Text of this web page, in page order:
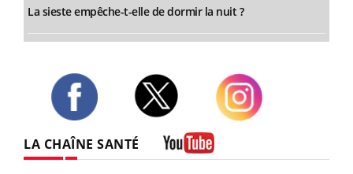
La sieste empêche-t-elle de dormir la nuit ?
LA CHAÎNE SANTÉ